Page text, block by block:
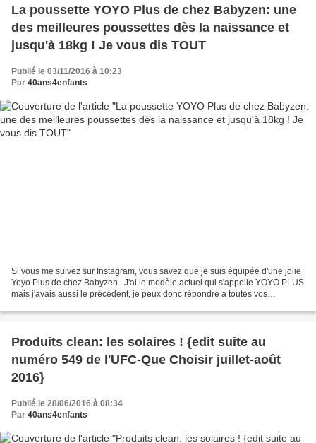
La poussette YOYO Plus de chez Babyzen: une
des meilleures poussettes dès la naissance et
jusqu'à 18kg ! Je vous dis TOUT
Publié le 03/11/2016 à 10:23
Par 40ans4enfants
Si vous me suivez sur Instagram, vous savez que je suis équipée d'une jolie
Yoyo Plus de chez Babyzen . J'ai le modèle actuel qui s'appelle YOYO PLUS
mais j'avais aussi le précédent, je peux donc répondre à toutes vos
Produits clean: les solaires ! {edit suite au
numéro 549 de l'UFC-Que Choisir juillet-août
2016}
Publié le 28/06/2016 à 08:34
Par 40ans4enfants